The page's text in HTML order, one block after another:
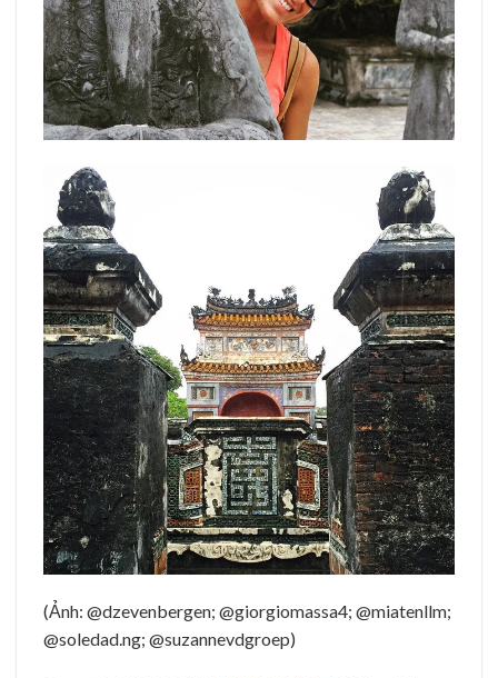
(Ảnh: @dzevenbergen; @giorgiomassa4; @miatenllm;
@soledad.ng; @suzannevdgroep)